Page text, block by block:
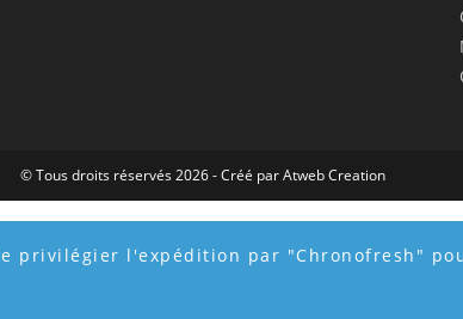
privilégier l'expédition par "Chronofresh"
© Tous droits réservés 2026 - Créé parAtweb Creation